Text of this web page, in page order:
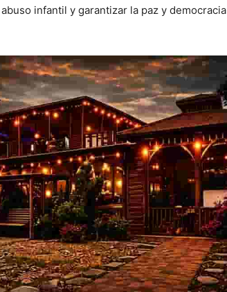
infantil y garantizar la paz y democracia